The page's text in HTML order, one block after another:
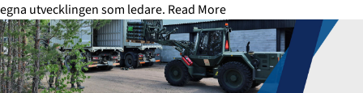
egna utvecklingen som ledare. Read More